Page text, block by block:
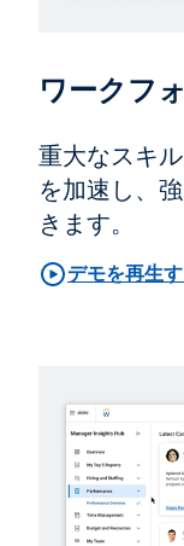
ワークフ
重大なスキ
を加速し、
きます。
デモを再生す